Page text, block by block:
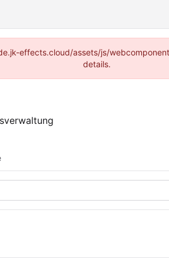
effects.cloud/assets/js/
details.